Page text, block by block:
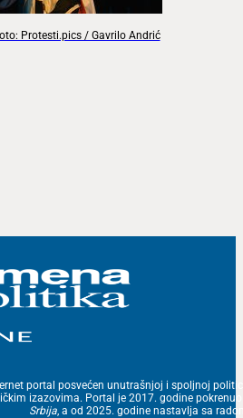
Protesti.pics / Gavrilo Andrić
portal posvećen unutrašnjoj i spoljnoj
izazovima. Portal je 2017. godine
Srbija , a od 2025. godine nastavlja sa